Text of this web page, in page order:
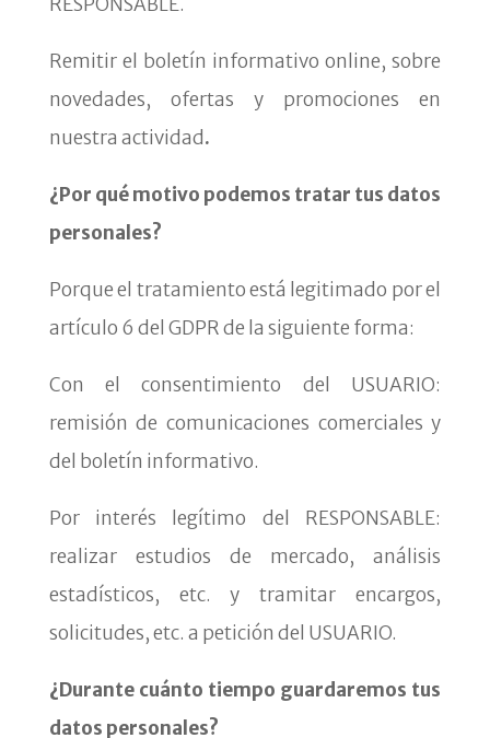
Remitir el boletín informativo online, sobre
novedades, ofertas y promociones en
nuestra actividad.
¿Por qué motivo podemos tratar tus datos
personales?
Porque el tratamiento está legitimado por el
artículo 6 del GDPR de la siguiente forma:
Con el consentimiento del USUARIO:
remisión de comunicaciones comerciales y
del boletín informativo.
Por interés legítimo del RESPONSABLE:
realizar estudios de mercado, análisis
estadísticos, etc. y tramitar encargos,
solicitudes, etc. a petición del USUARIO.
¿Durante cuánto tiempo guardaremos tus
datos personales?